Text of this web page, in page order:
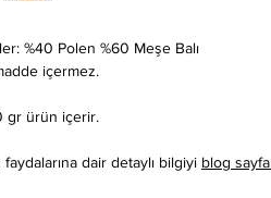
%40 Polen %60 Meşe Balı
içermez.
gr ürün içerir.
dair detaylı bilgiyi blog